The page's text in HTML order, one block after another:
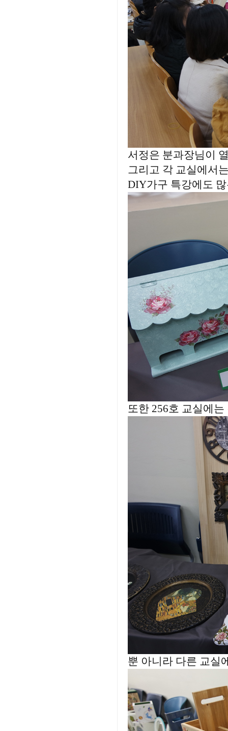
서정은 분과장님이
그리고 각 교실에서
DIY가구 특강에도
또한 256호 교실에
뿐 아니라 다른 교실